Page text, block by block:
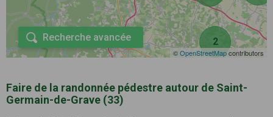
2
©OpenStreetMapcontributors
Recherche avancée
Faire de la randonnée pédestre autour de Saint-
Germain-de-Grave (33)